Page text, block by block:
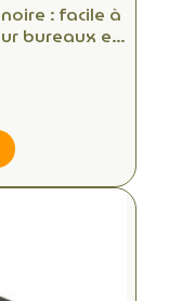
: facile à
bureaux et